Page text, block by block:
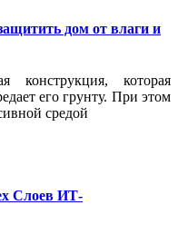
дом от влаги и
которая
его грунту. При этом
средой
Слоев ИТ-